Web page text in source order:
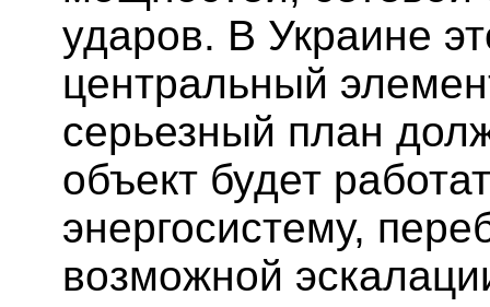
ударов. В Украине
центральный
серьезный план
объект будет
энергосистему,
возможной